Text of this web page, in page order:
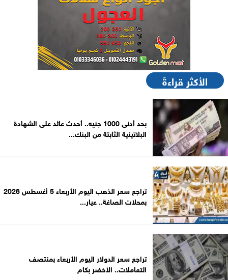
الأكثر قراءةً
بحد أدنى 1000 جنيه.. أحدث عائد على الشهادة
البلاتينية الثابتة من البنك...
تراجع سعر الذهب اليوم الأربعاء 5 أغسطس 2026
بمحلات الصاغة.. عيار...
تراجع سعر الدولار اليوم الأربعاء بمنتصف
التعاملات.. الأخضر بكام